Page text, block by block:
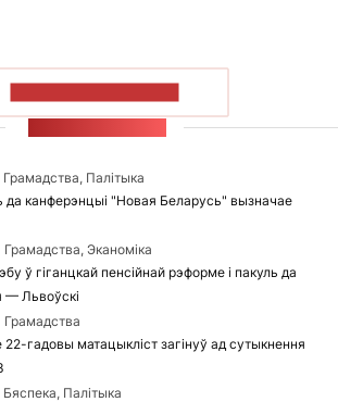
Грамадства, Палітыка
да канферэнцыі "Новая Беларусь" вызначае
Грамадства, Эканоміка
ў гіганцкай пенсійнай рэформе і пакуль да
— Львоўскі
Грамадства
22-гадовы матацыкліст загінуў ад сутыкнення
Бяспека, Палітыка